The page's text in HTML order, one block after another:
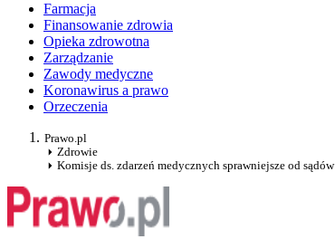
Farmacja
Finansowanie zdrowia
Opieka zdrowotna
Zarządzanie
Zawody medyczne
Koronawirus a prawo
Orzeczenia
Prawo.pl
Zdrowie
Komisje ds. zdarzeń medycznych sprawniejsze od sądów